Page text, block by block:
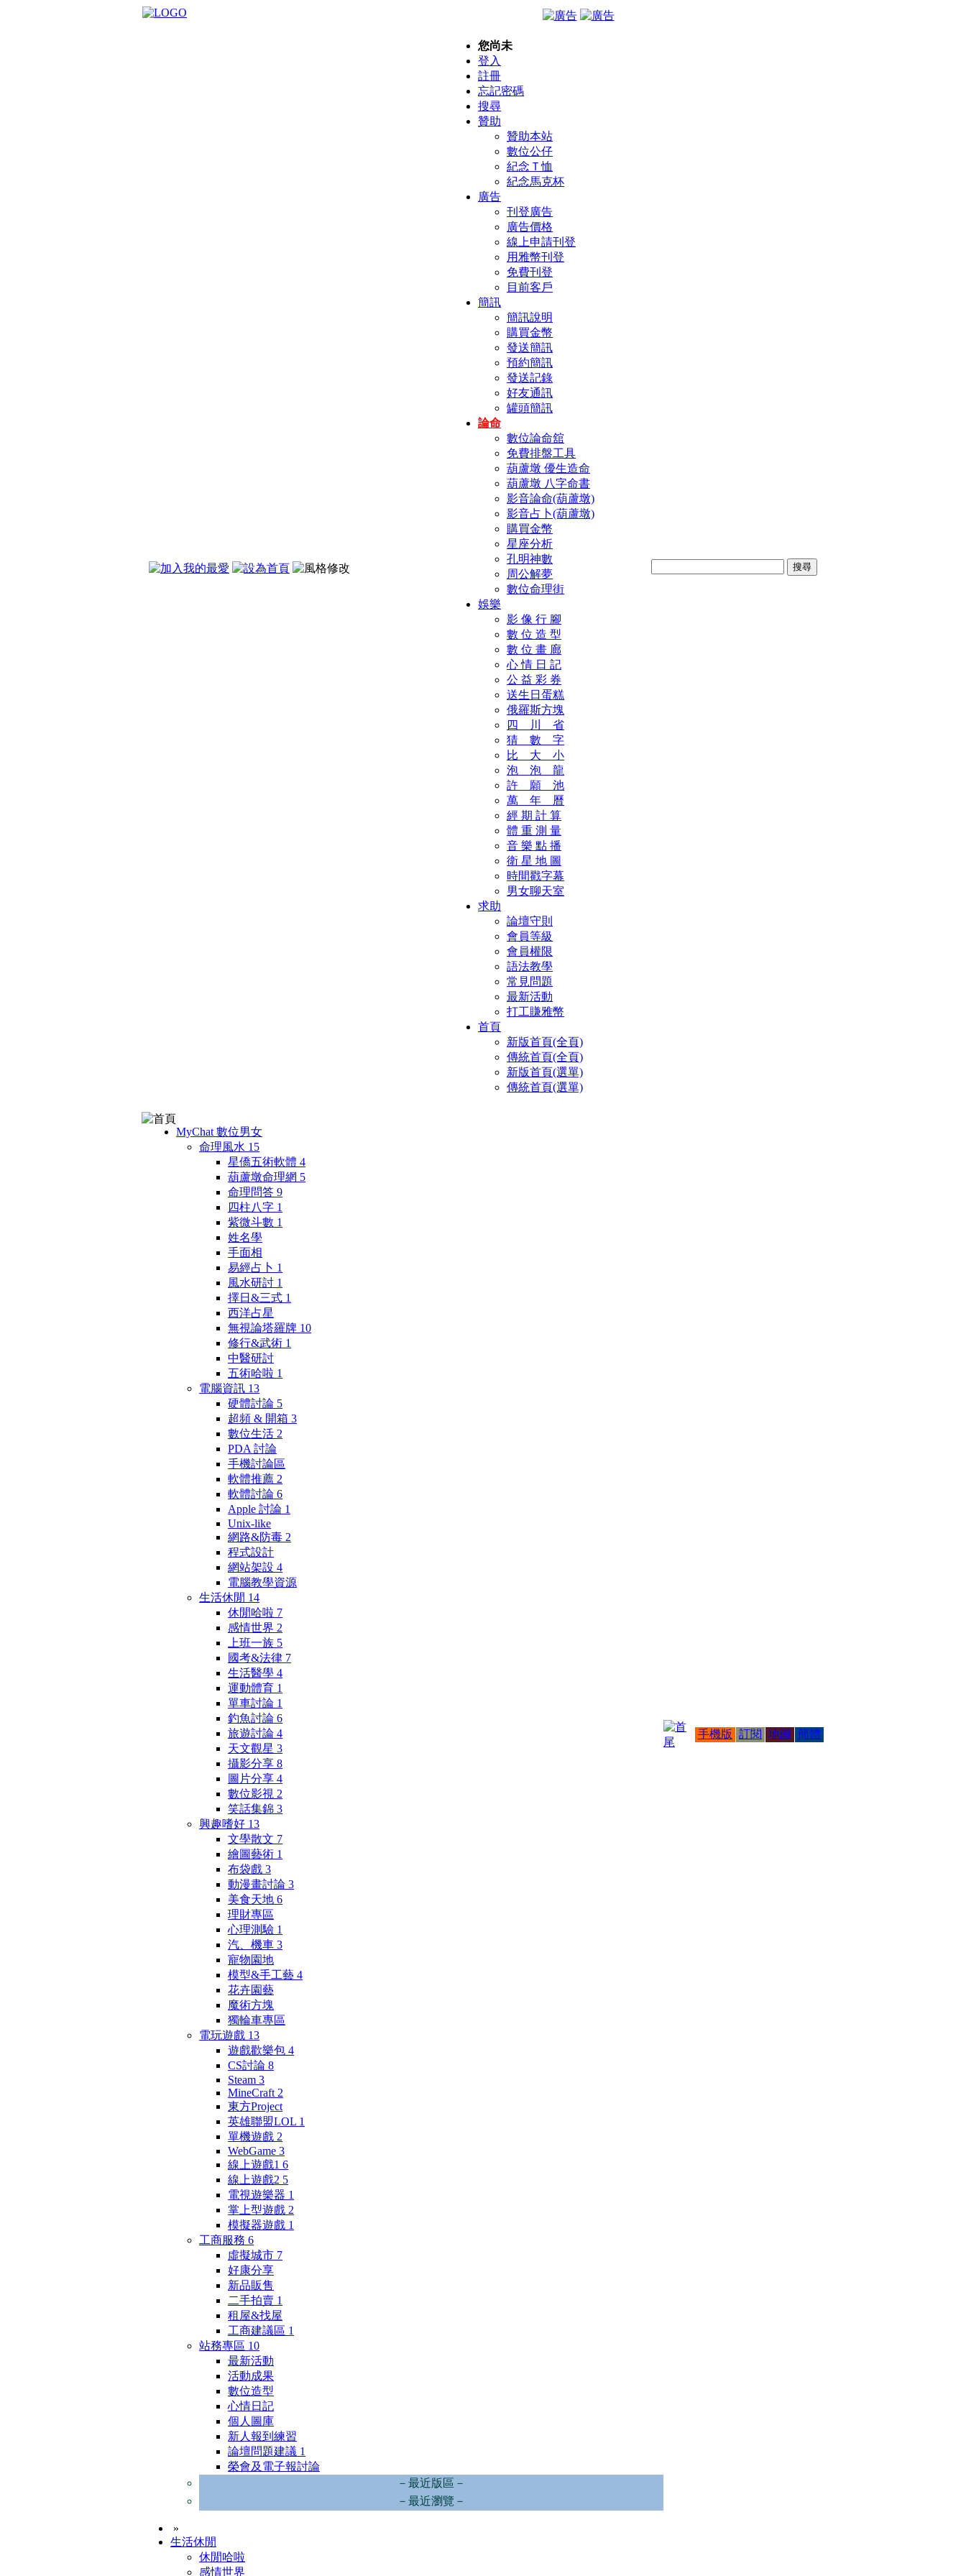
您尚未
登入
註冊
忘記密碼
搜尋
贊助
贊助本站
數位公仔
紀念Ｔ恤
紀念馬克杯
廣告
刊登廣告
廣告價格
線上申請刊登
用雅幣刊登
免費刊登
目前客戶
簡訊
簡訊說明
購買金幣
發送簡訊
預約簡訊
發送記錄
好友通訊
罐頭簡訊
論命
數位論命舘
免費排盤工具
葫蘆墩 優生造命
葫蘆墩 八字命書
影音論命(葫蘆墩)
影音占卜(葫蘆墩)
購買金幣
星座分析
孔明神數
周公解夢
數位命理街
娛樂
影 像 行 腳
數 位 造 型
數 位 畫 廊
心 情 日 記
公 益 彩 券
送生日蛋糕
俄羅斯方塊
四 川 省
猜 數 字
比 大 小
泡 泡 龍
許 願 池
萬 年 曆
經 期 計 算
體 重 測 量
音 樂 點 播
衛 星 地 圖
時間戳字幕
男女聊天室
求助
論壇守則
會員等級
會員權限
語法教學
常見問題
最新活動
打工賺雅幣
首頁
新版首頁(全頁)
傳統首頁(全頁)
新版首頁(選單)
傳統首頁(選單)
MyChat 數位男女
命理風水 15
星僑五術軟體 4
葫蘆墩命理網 5
命理問答 9
四柱八字 1
紫微斗數 1
姓名學
手面相
易經占卜 1
風水研討 1
擇日&三式 1
西洋占星
無視論塔羅牌 10
修行&武術 1
中醫研討
五術哈啦 1
電腦資訊 13
硬體討論 5
超頻 & 開箱 3
數位生活 2
PDA 討論
手機討論區
軟體推薦 2
軟體討論 6
Apple 討論 1
Unix-like
網路&防毒 2
程式設計
網站架設 4
電腦教學資源
生活休閒 14
休閒哈啦 7
感情世界 2
上班一族 5
國考&法律 7
生活醫學 4
運動體育 1
單車討論 1
釣魚討論 6
旅遊討論 4
天文觀星 3
攝影分享 8
圖片分享 4
數位影視 2
笑話集錦 3
興趣嗜好 13
文學散文 7
繪圖藝術 1
布袋戲 3
動漫畫討論 3
美食天地 6
理財專區
心理測驗 1
汽、機車 3
寵物園地
模型&手工藝 4
花卉園藝
魔術方塊
獨輪車專區
電玩遊戲 13
遊戲歡樂包 4
CS討論 8
Steam 3
MineCraft 2
東方Project
英雄聯盟LOL 1
單機遊戲 2
WebGame 3
線上遊戲1 6
線上遊戲2 5
電視遊樂器 1
掌上型遊戲 2
模擬器遊戲 1
工商服務 6
虛擬城市 7
好康分享
新品販售
二手拍賣 1
租屋&找屋
工商建議區 1
站務專區 10
最新活動
活動成果
數位造型
心情日記
個人圖庫
新人報到練習
論壇問題建議 1
榮會及電子報討論
－最近版區－
－最近瀏覽－
»
生活休閒
休閒哈啦
感情世界
手機版 訂閱 地圖 簡體